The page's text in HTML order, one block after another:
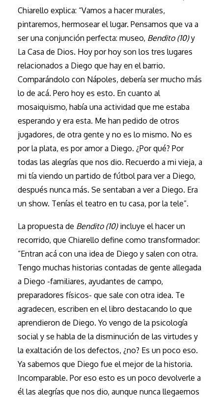
Chiarello explica: “Vamos a hacer murales,
pintaremos, hermosear el lugar. Pensamos que va a
ser una conjunción perfecta: museo, Bendito (10)y
La Casa de Dios. Hoy por hoy son los tres lugares
relacionados a Diego que hay en el barrio.
Comparándolo con Nápoles, debería ser mucho más
lo de acá. Pero hoy es esto. En cuanto al
mosaiquismo, había una actividad que me estaba
esperando y era esta. Me han pedido de otros
jugadores, de otra gente y no es lo mismo. No es
por la plata, es por amor a Diego. ¿Por qué? Por
todas las alegrías que nos dio. Recuerdo a mi vieja, a
mi tía viendo un partido de fútbol para ver a Diego,
después nunca más. Se sentaban a ver a Diego. Era
un show. Tenías el teatro en tu casa, por la tele”.
La propuesta de Bendito (10)incluye el hacer un
recorrido, que Chiarello define como transformador:
“Entran acá con una idea de Diego y salen con otra.
Tengo muchas historias contadas de gente allegada
a Diego -familiares, ayudantes de campo,
preparadores físicos- que sale con otra idea. Te
agradecen, escriben en el libro destacando lo que
aprendieron de Diego. Yo vengo de la psicología
social y se habla de la disminución de las virtudes y
la exaltación de los defectos, ¿no? Es un poco eso.
Ya sabemos que Diego fue el mejor de la historia.
Incomparable. Por eso esto es un poco devolverle a
él las alegrías que nos dio, aunque nunca llegaemos